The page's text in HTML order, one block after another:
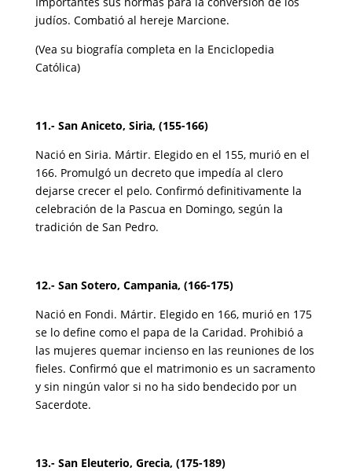
judíos. Combatió al hereje Marcione.
(Vea su biografía completa en la Enciclopedia
Católica)
11.- San Aniceto, Siria, (155-166)
Nació en Siria. Mártir. Elegido en el 155, murió en el
166. Promulgó un decreto que impedía al clero
dejarse crecer el pelo. Confirmó definitivamente la
celebración de la Pascua en Domingo, según la
tradición de San Pedro.
12.- San Sotero, Campania, (166-175)
Nació en Fondi. Mártir. Elegido en 166, murió en 175
se lo define como el papa de la Caridad. Prohibió a
las mujeres quemar incienso en las reuniones de los
fieles. Confirmó que el matrimonio es un sacramento
y sin ningún valor si no ha sido bendecido por un
Sacerdote.
13.- San Eleuterio, Grecia, (175-189)